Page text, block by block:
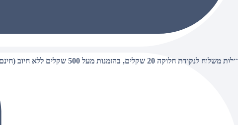
עלות משלוח לנקודת חלוקה 20 שקלים, בהזמנות מעל 500 שקלים ללא חיוב (חינם),